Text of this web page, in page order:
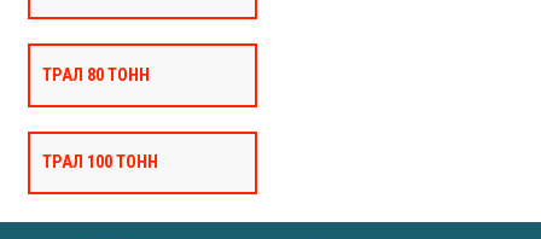
ТРАЛ 80 ТОНН
ТРАЛ 100 ТОНН